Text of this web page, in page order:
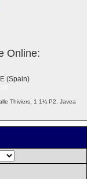
Online:
(Spain)
Thiviers, 1 1¼ P2, Javea